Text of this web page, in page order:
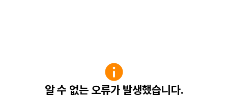
알 수 없는 오류가 발생했습니다.